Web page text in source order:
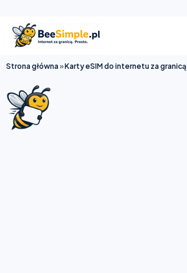
Strona główna»Karty eSIM do internetu za granicą